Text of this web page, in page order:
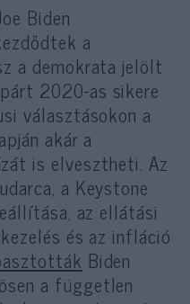
Biden
a
a demokrata jelölt
2020-as sikere
választásokon a
akár a
is elvesztheti. Az
a Keystone
az ellátási
és az infláció
Biden
a független